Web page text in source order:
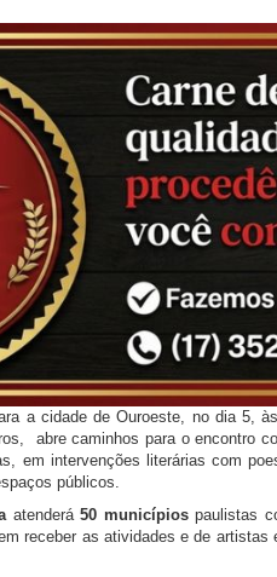
a cidade de Ouroeste, no dia 5,
abre caminhos para o encontro
em intervenções literárias com
públicos.
atenderá50 municípiospaulistas
receber as atividades e de